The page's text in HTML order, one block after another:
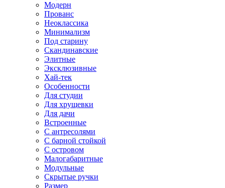
Модерн
Прованс
Неоклассика
Минимализм
Под старину
Скандинавские
Элитные
Эксклюзивные
Хай-тек
Особенности
Для студии
Для хрущевки
Для дачи
Встроенные
С антресолями
С барной стойкой
С островом
Малогабаритные
Модульные
Скрытые ручки
Размер